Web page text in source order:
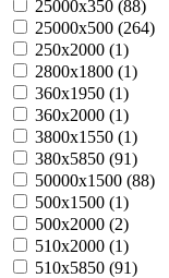
25000х350 (88)
25000х500 (264)
250х2000 (1)
2800х1800 (1)
360х1950 (1)
360х2000 (1)
3800х1550 (1)
380х5850 (91)
50000х1500 (88)
500х1500 (1)
500х2000 (2)
510х2000 (1)
510х5850 (91)